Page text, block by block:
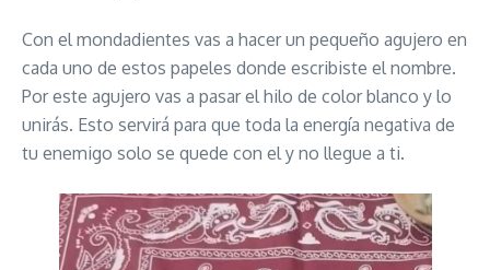
Con el mondadientes vas a hacer un pequeño agujero en
cada uno de estos papeles donde escribiste el nombre.
Por este agujero vas a pasar el hilo de color blanco y lo
unirás. Esto servirá para que toda la energía negativa de
tu enemigo solo se quede con el y no llegue a ti.